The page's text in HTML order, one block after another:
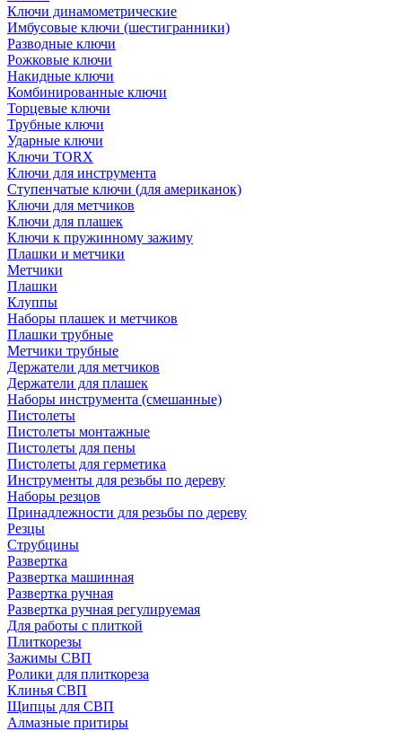
Ключи динамометрические
Имбусовые ключи (шестигранники)
Разводные ключи
Рожковые ключи
Накидные ключи
Комбинированные ключи
Торцевые ключи
Трубные ключи
Ударные ключи
Ключи TORX
Ключи для инструмента
Ступенчатые ключи (для американок)
Ключи для метчиков
Ключи для плашек
Ключи к пружинному зажиму
Плашки и метчики
Метчики
Плашки
Клуппы
Наборы плашек и метчиков
Плашки трубные
Метчики трубные
Держатели для метчиков
Держатели для плашек
Наборы инструмента (смешанные)
Пистолеты
Пистолеты монтажные
Пистолеты для пены
Пистолеты для герметика
Инструменты для резьбы по дереву
Наборы резцов
Принадлежности для резьбы по дереву
Резцы
Струбцины
Развертка
Развертка машинная
Развертка ручная
Развертка ручная регулируемая
Для работы с плиткой
Плиткорезы
Зажимы СВП
Ролики для плиткореза
Клинья СВП
Щипцы для СВП
Алмазные притиры